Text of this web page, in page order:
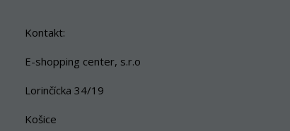
Kontakt:
E-shopping center, s.r.o
Lorinčícka 34/19
Košice